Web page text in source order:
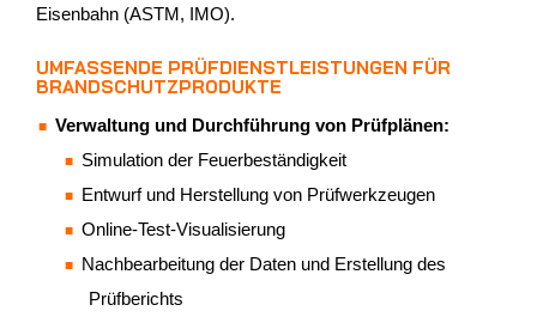
Eisenbahn (ASTM, IMO).
UMFASSENDE PRÜFDIENSTLEISTUNGEN FÜR
BRANDSCHUTZPRODUKTE
Verwaltung und Durchführung von Prüfplänen:
Simulation der Feuerbeständigkeit
Entwurf und Herstellung von Prüfwerkzeugen
Online-Test-Visualisierung
Nachbearbeitung der Daten und Erstellung des
Prüfberichts